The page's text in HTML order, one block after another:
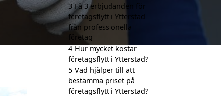
3 Få 3 erbjudanden för
företagsflytt i Ytterstad
från professionella
företag
4 Hur mycket kostar
företagsflytt i Ytterstad?
5 Vad hjälper till att
bestämma priset på
företagsflytt i Ytterstad?